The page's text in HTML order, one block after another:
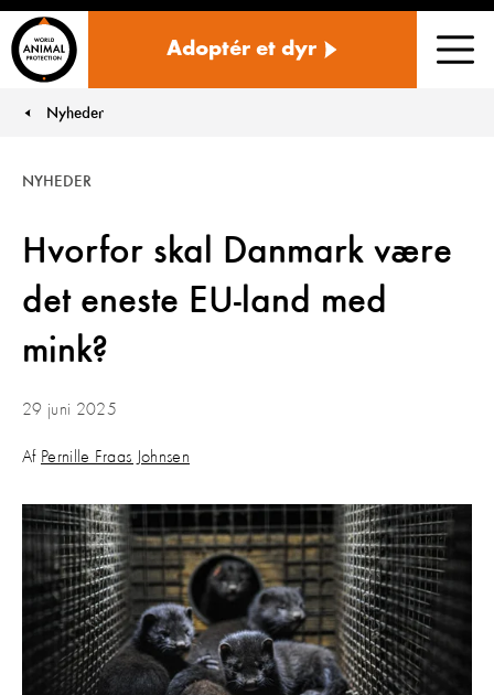
Adoptér et dyr
You are here:
Nyheder
Hvorfor skal Danmark være
det eneste EU-land med
mink?
NYHEDER
29 juni 2025
Af Pernille Fraas Johnsen